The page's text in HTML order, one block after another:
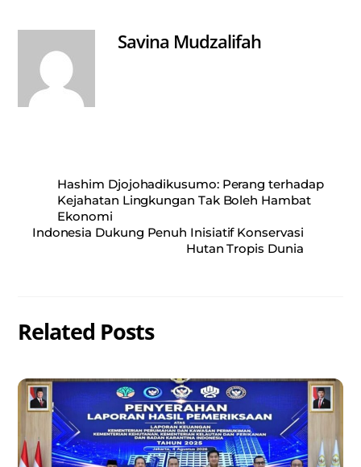
pp Savina Mudzalifah
Hashim Djojohadikusumo: Perang terhadap
Kejahatan Lingkungan Tak Boleh Hambat
Ekonomi
Indonesia Dukung Penuh Inisiatif Konservasi
Hutan Tropis Dunia
Related Posts